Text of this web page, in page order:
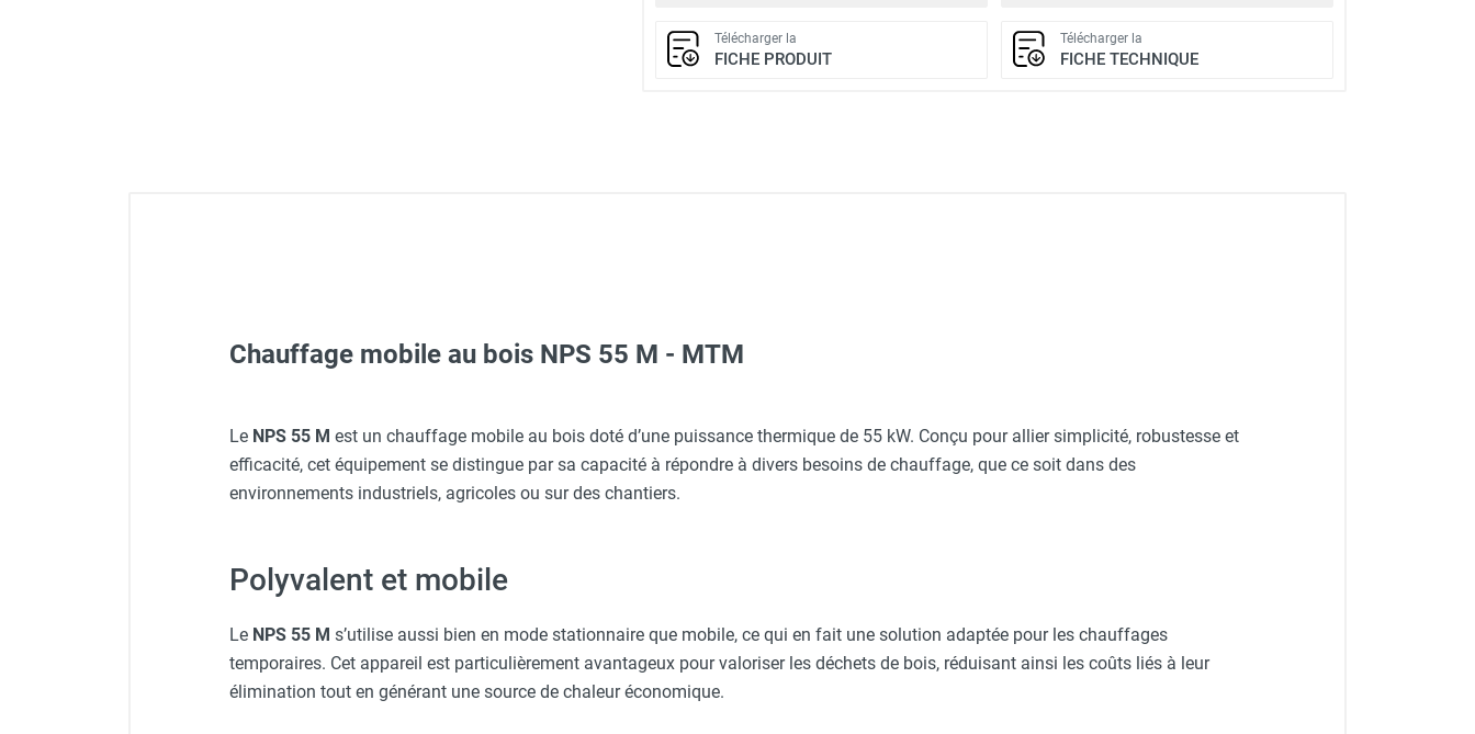
Chauffage fixe atelier
Chauffage d'atelier fixe au fioul et
Chauffage au fioul à raccorder sur
Aérotherme au fioul
Chauffage polycombustible / huile
Chauffage d'atelier fixe avec brûleur
Télécharger la
FICHE PRODUIT
Télécharger la
FICHE TECHNIQUE
Chapeau de Couverture Ø 153 mm Simple Paroi Inox 304 - pour Fioul/Gaz intérieur - SOVELOR-DANTHERM
Coude 90° Ø 153 mm Simple Paroi Inox 304 - pour Fioul/Gaz intérieur - SOVELOR-DANTHERM
Tuyau Droit 1 m Ø 153 mm Simple Paroi Inox 304 - pour Fioul/Gaz intérieur - SOVELOR-DANTHERM
Veste de chantier PE10J - Taille XL - HUSQVARNA
Veste de chantier PE10J - Taille L - HUSQVARNA
Protecteur d'oreilles avec serre-tête réglable - HUSQVARNA
Gants classiques - HUSQVARNA
Veste de chantier PE10J - Taille XXL - HUSQVARNA
Chauffage mobile au bois NPS 55 M - MTM
Le NPS 55 M est un chauffage mobile au bois doté d’une puissance thermique de 55 kW. Conçu pour allier simplicité, robustesse et
efficacité, cet équipement se distingue par sa capacité à répondre à divers besoins de chauffage, que ce soit dans des
environnements industriels, agricoles ou sur des chantiers.
Polyvalent et mobile
Le NPS 55 M s’utilise aussi bien en mode stationnaire que mobile, ce qui en fait une solution adaptée pour les chauffages
temporaires. Cet appareil est particulièrement avantageux pour valoriser les déchets de bois, réduisant ainsi les coûts liés à leur
élimination tout en générant une source de chaleur économique.